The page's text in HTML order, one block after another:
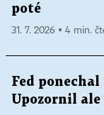
poté
31. 7. 2026 ▪ 4 min.
Fed ponechal
Upozornil ale